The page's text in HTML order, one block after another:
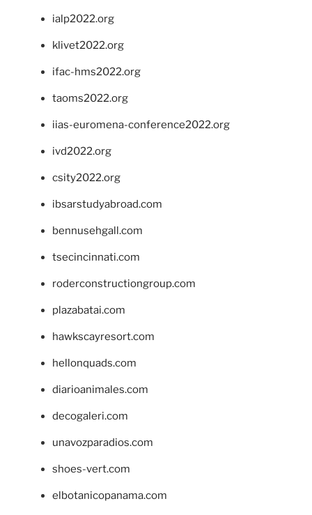
ialp2022.org
klivet2022.org
ifac-hms2022.org
taoms2022.org
iias-euromena-conference2022.org
ivd2022.org
csity2022.org
ibsarstudyabroad.com
bennusehgall.com
tsecincinnati.com
roderconstructiongroup.com
plazabatai.com
hawkscayresort.com
hellonquads.com
diarioanimales.com
decogaleri.com
unavozparadios.com
shoes-vert.com
elbotanicopanama.com